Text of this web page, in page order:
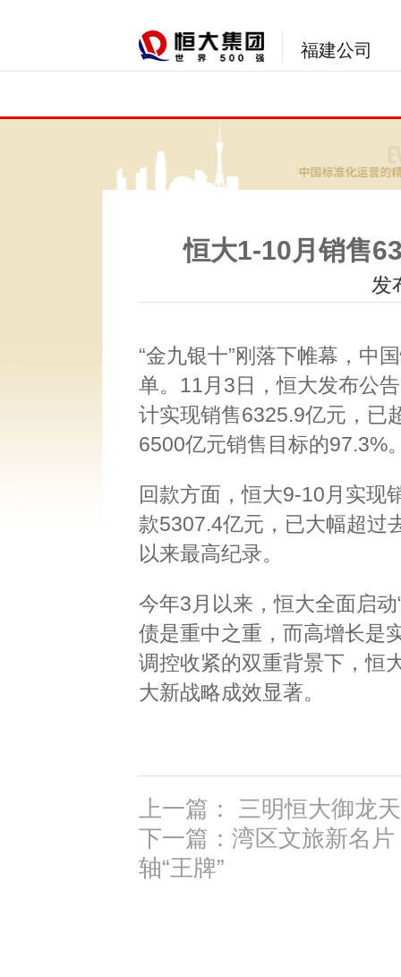
福建公司
恒大1-10月销售
发
“金九银十”刚落下帷幕，中
单。11月3日，恒大发布公
计实现销售6325.9亿元，已
6500亿元销售目标的97.3%
回款方面，恒大9-10月实现
款5307.4亿元，已大幅超过
以来最高纪录。
今年3月以来，恒大全面启
债是重中之重，而高增长是
调控收紧的双重背景下，恒
大新战略成效显著。
上一篇： 三明恒大御龙
下一篇：湾区文旅新名
轴“王牌”